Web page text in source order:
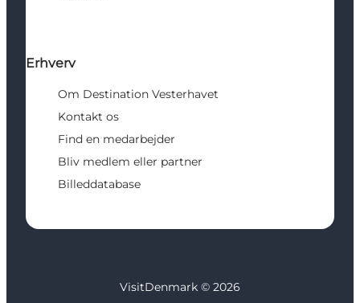
Erhverv
Om Destination Vesterhavet
Kontakt os
Find en medarbejder
Bliv medlem eller partner
Billeddatabase
VisitDenmark © 2026